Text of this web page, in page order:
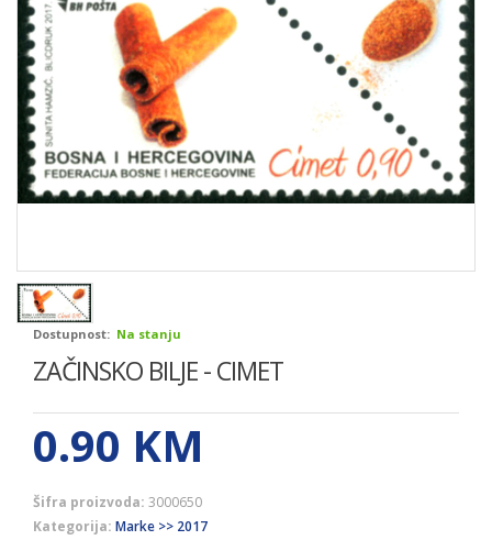
Dostupnost: Na stanju
ZAČINSKO BILJE - CIMET
0.90 KM
Šifra proizvoda: 3000650
Kategorija: Marke >> 2017